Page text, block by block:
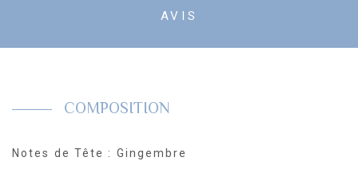
AVIS
COMPOSITION
Notes de Tête : Gingembre